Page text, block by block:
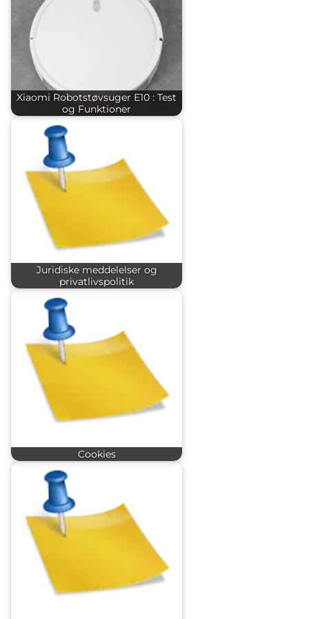
Xiaomi Robotstøvsuger E10 : Test
og Funktioner
Juridiske meddelelser og
privatlivspolitik
Cookies